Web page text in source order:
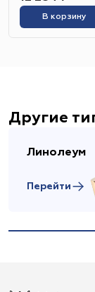
В корзину
Другие
Линолеум
Перейти